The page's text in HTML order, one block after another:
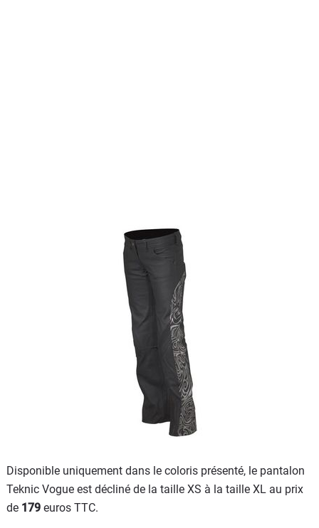
Disponible uniquement dans le coloris présenté, le pantalon
Teknic Vogue est décliné de la taille XS à la taille XL au prix
de 179 euros TTC.